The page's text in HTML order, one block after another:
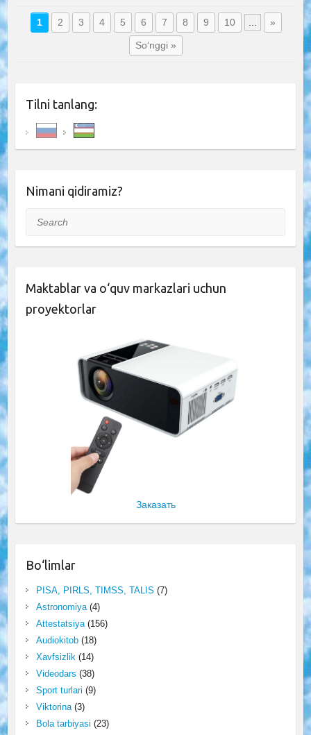
1 2 3 4 5 6 7 8 9 10 »
So‘nggi »
Tilni tanlang:
Nimani qidiramiz?
Search
Maktablar va o‘quv markazlari uchun
proyektorlar
Заказать
Bo‘limlar
PISA, PIRLS, TIMSS, TALIS (7)
Astronomiya(4)
Attestatsiya(156)
Audiokitob(18)
Xavfsizlik (14)
Videodars (38)
Sport turlari (9)
Viktorina(3)
Bola tarbiyasi (23)